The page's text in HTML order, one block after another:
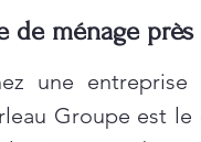
de ménage
une
Groupe est